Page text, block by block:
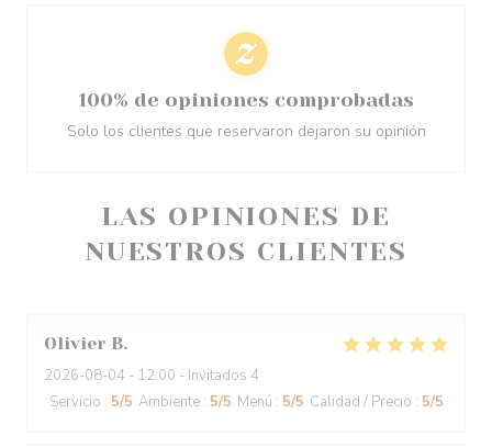
LAS OPINIONES DE
NUESTROS CLIENTES
Olivier B
2026-08-04 - 12:00 - Invitados 4
Servicio : 5/5 Ambiente : 5/5 Menú : 5/5 Calidad / Precio : 5/5
100% de opiniones comprobadas
Solo los clientes que reservaron dejaron su opinión